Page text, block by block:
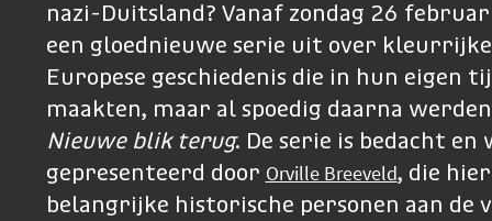
nazi-Duitsland? Vanaf zondag 26
een gloednieuwe serie uit over
Europese geschiedenis die in hun eigen
maakten, maar al spoedig daarna
Nieuwe blik terug. De serie is bedacht en
gepresenteerd door Orville Breeveld, die
belangrijke historische personen aan de